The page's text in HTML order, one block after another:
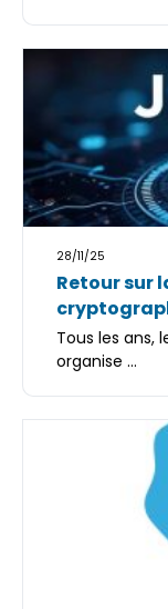
28/11/25
Retour sur
Tous les ans,
organise ...